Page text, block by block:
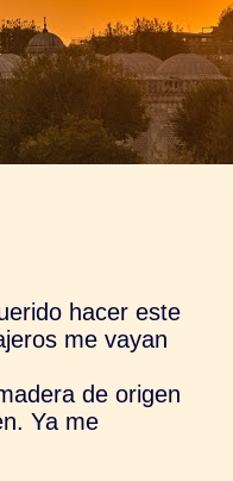
hacer este
me vayan
de origen
Ya me